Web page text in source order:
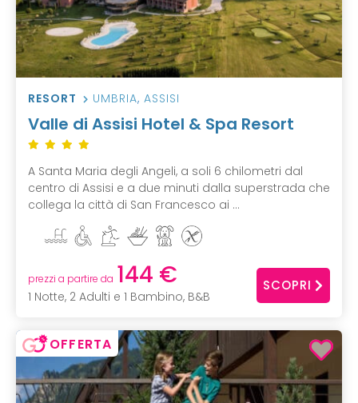
RESORT UMBRIA, ASSISI
Valle di Assisi Hotel & Spa Resort
A Santa Maria degli Angeli, a soli 6 chilometri dal
centro di Assisi e a due minuti dalla superstrada che
collega la città di San Francesco ai ...
prezzi a partire da 144 €
1 Notte, 2 Adulti e 1 Bambino, B&B
SCOPRI
OFFERTA